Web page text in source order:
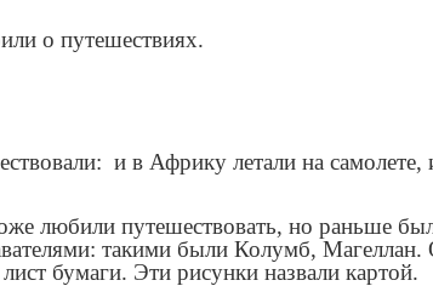
о путешествиях.
и в Африку летали на самолете,
любили путешествовать, но раньше
такими были Колумб,
бумаги. Эти рисунки назвали картой.